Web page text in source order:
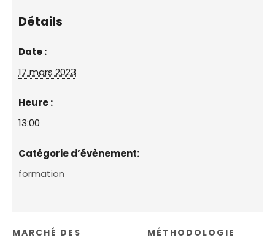
Détails
Date :
17 mars 2023
Heure :
13:00
Catégorie d’évènement:
formation
MARCHÉ DES
MÉTHODOLOGIE